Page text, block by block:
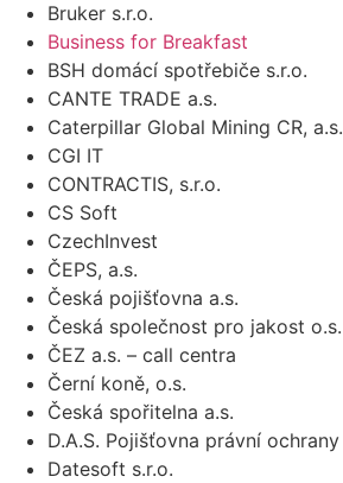
Bruker s.r.o.
Business for Breakfast
BSH domácí spotřebiče s.r.o.
CANTE TRADE a.s.
Caterpillar Global Mining CR, a.s.
CGI IT
CONTRACTIS, s.r.o.
CS Soft
CzechInvest
ČEPS, a.s.
Česká pojišťovna a.s.
Česká společnost pro jakost o.s.
ČEZ a.s. – call centra
Černí koně, o.s.
Česká spořitelna a.s.
D.A.S. Pojišťovna právní ochrany
Datesoft s.r.o.